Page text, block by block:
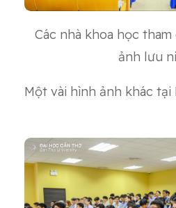
Các nhà khoa học
ảnh lưu
Một vài hình ảnh khác tại